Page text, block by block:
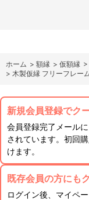
ホーム > 額縁 > 仮額縁 >
> 木製仮縁 フリーフレー
新規会員登録でク
会員登録完了メール
されています。初回
けます。
既存会員の方にも
ログイン後、マイペ